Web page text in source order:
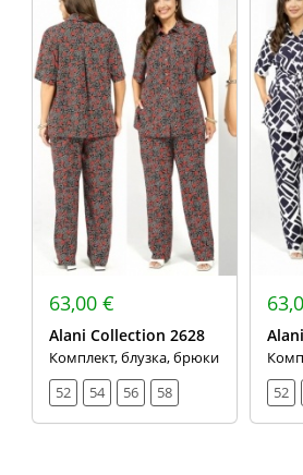
63,00 €
Alani Collection 2628
Комплект, блузка, брюки
52
54 56 58
52